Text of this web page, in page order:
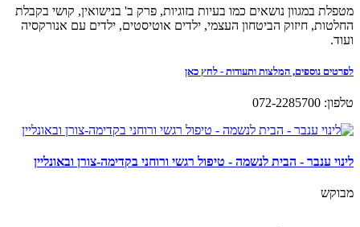
מטפלת במגוון נושאים כמו בעיות בזוגיות, פרק ב' בנישואין, קושי בקבלת
החלטות, חיזוק הביטחון העצמי, ילדים אוטיסטים, ילדים עם אנורקסיה
ועוד.
לפרטים נוספים, המלצות ותעודות - לחץ כאן
טלפון: 072-2285700
לינוי ענבר - הבית לנשמה - טיפול רגשי ורוחני בקדימה-צורן ובאונליין
מבוקש